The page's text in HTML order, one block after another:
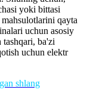
yoki bittasi
qayta
uchun asosiy
ba'zi
uchun elektr
shlang